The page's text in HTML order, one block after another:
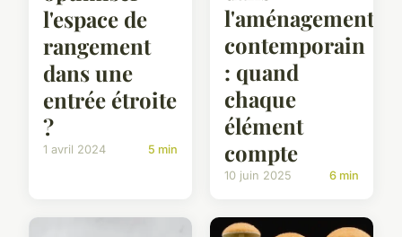
l'espace de
rangement
dans une
entrée étroite
?
1 avril 2024 5 min
l'aménagement
contemporain
: quand
chaque
élément
compte
10 juin 2025 6 min